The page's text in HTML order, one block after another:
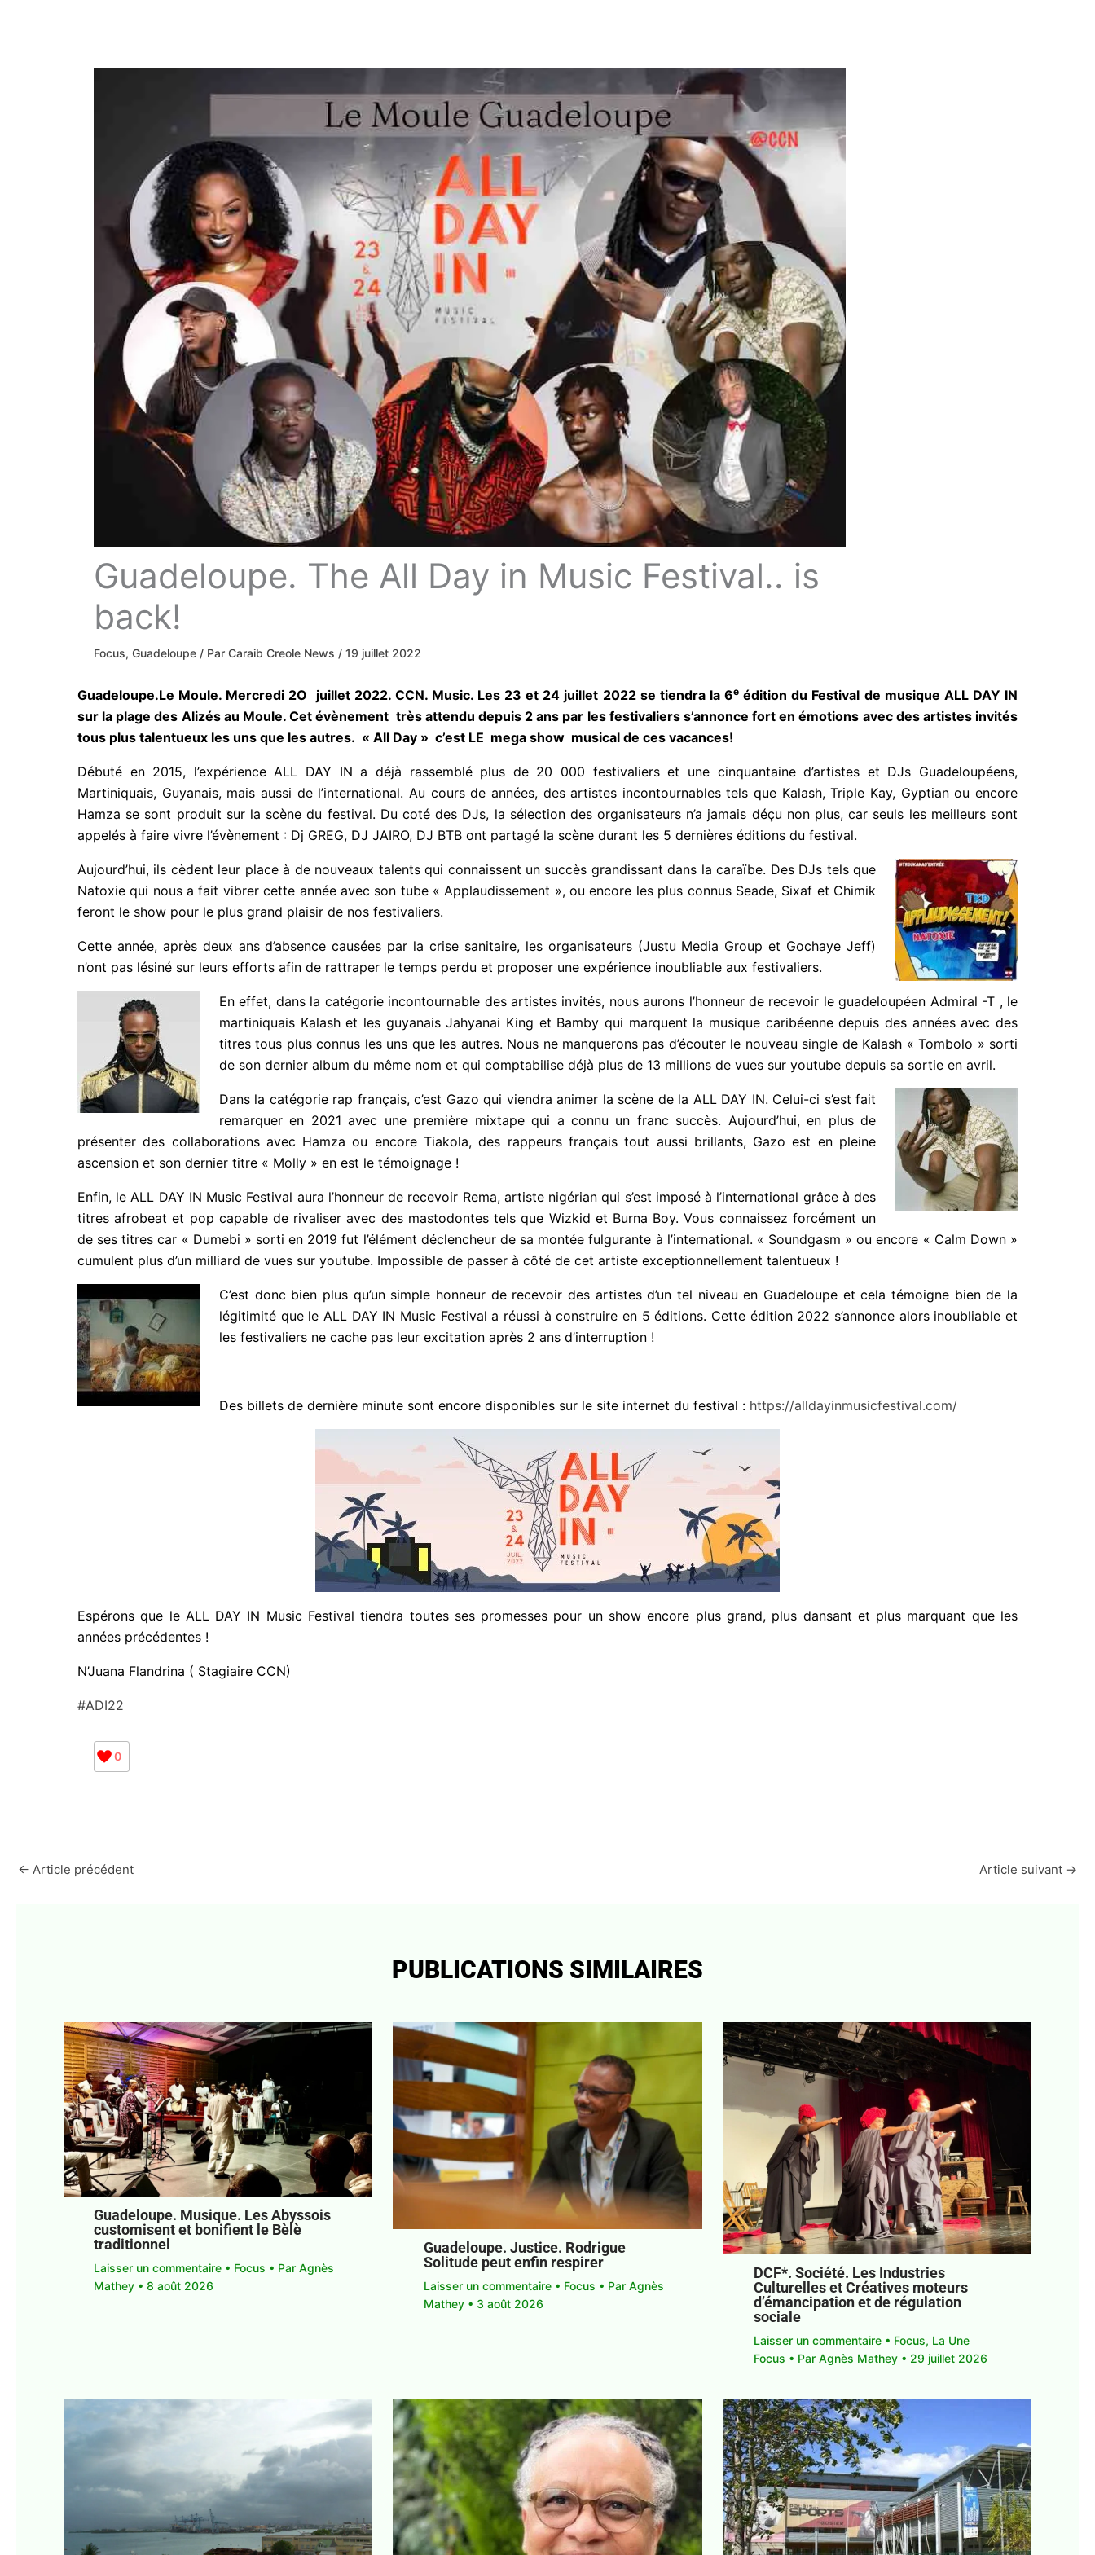
Guadeloupe. The All Day in Music Festival.. is
back!
Guadeloupe.Le Moule. Mercredi 2O juillet 2022. CCN. Music. Les 23 et 24 juillet 2022 se tiendra la 6
édition du Festival de musique ALL DAY IN
sur la plage des Alizés au Moule. Cet évènement très attendu depuis 2 ans par les festivaliers s’annonce fort en émotions avec des artistes
invités tous plus talentueux les uns que les autres. « All Day » c’est LE mega show musical de ces vacances!
Débuté en 2015, l’expérience ALL DAY IN a déjà rassemblé plus de 20 000 festivaliers et une cinquantaine d’artistes et DJs Guadeloupéens,
Martiniquais, Guyanais, mais aussi de l’international. Au cours de années, des artistes incontournables tels que Kalash, Triple Kay, Gyptian ou encore
Hamza se sont produit sur la scène du festival. Du coté des DJs, la sélection des organisateurs n’a jamais déçu non plus, car seuls les meilleurs sont
appelés à faire vivre l’évènement : Dj GREG, DJ JAIRO, DJ BTB ont partagé la scène durant les 5 dernières éditions du festival.
Aujourd’hui, ils cèdent leur place à de nouveaux talents qui connaissent un succès
grandissant dans la caraïbe. Des DJs tels
que Natoxie qui nous a fait vibrer cette année avec son tube « Applaudissement », ou encore les plus connus Seade, Sixaf et
Chimik feront le show pour le plus grand plaisir de nos festivaliers.
Cette année, après deux ans d’absence causées par la crise sanitaire, les organisateurs (Justu Media Group et Gochaye Jeff)
n’ont pas lésiné sur leurs efforts afin de rattraper le temps perdu et proposer une expérience inoubliable aux festivaliers.
En effet, dans la catégorie incontournable des artistes invités, nous aurons l’honneur de recevoir le guadeloupéen Admiral -T ,
le martiniquais Kalash et les guyanais Jahyanai King et Bamby qui marquent la musique caribéenne depuis des années avec
des titres tous plus connus les uns que les autres. Nous ne manquerons pas d’écouter le nouveau single de Kalash « Tombolo »
sorti de son dernier album du même nom et qui comptabilise déjà plus de 13 millions de vues sur youtube depuis sa sortie en
Dans la catégorie rap français, c’est Gazo qui viendra animer la scène de la ALL DAY IN.
Celui-ci s’est
fait remarquer en 2021 avec une première mixtape qui a connu un franc succès. Aujourd’hui, en plus de présenter des
collaborations avec Hamza ou encore Tiakola, des rappeurs français tout aussi brillants, Gazo est en pleine ascension et son
dernier titre « Molly » en est le témoignage !
Enfin, le ALL DAY IN Music Festival aura l’honneur de recevoir Rema, artiste nigérian qui s’est imposé à l’international grâce à
des titres afrobeat et pop capable de rivaliser avec des mastodontes tels que Wizkid et Burna Boy. Vous connaissez
forcément un de ses titres car « Dumebi » sorti en 2019 fut l’élément déclencheur de sa montée fulgurante à l’international. « Soundgasm » ou encore
« Calm Down » cumulent plus d’un milliard de vues sur youtube. Impossible de passer à côté de cet artiste exceptionnellement talentueux !
C’est donc bien plus qu’un simple honneur de recevoir des artistes d’un tel niveau en Guadeloupe et cela témoigne bien de la
légitimité que le ALL DAY IN Music Festival a réussi à construire en 5 éditions. Cette édition 2022 s’annonce alors inoubliable
et les festivaliers ne cache pas leur excitation après 2 ans d’interruption !
Des billets de dernière minute sont encore disponibles sur le site internet du festival : https://alldayinmusicfestival.com/
Espérons que le ALL DAY IN Music Festival tiendra toutes ses promesses pour un show encore plus grand, plus dansant et plus marquant que les
années précédentes !
N’Juana Flandrina ( Stagiaire CCN)
0
Article précédent
PUBLICATIONS SIMILAIRES
Guadeloupe. Musique. Les Abyssois
customisent et bonifient le Bèlè
traditionnel
Laisser un commentaire Focus
Agnès
Mathey
8 août 2026
Guadeloupe. Justice. Rodrigue
Solitude peut enfin respirer
Laisser un commentaire Focus • Par
Agnès
Mathey
3 août 2026
DCF*. Société. Les Industries
Culturelles et Créatives moteurs
d’émancipation et de régulation
sociale
Laisser un commentaire • Focus,La Une
Focus• ParAgnès Mathey• 29 juillet 2026
l'accord de confidentialité